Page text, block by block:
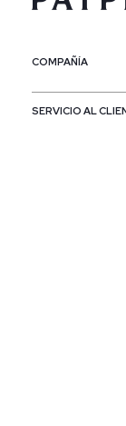
COMPAÑÍA
SERVICIO AL